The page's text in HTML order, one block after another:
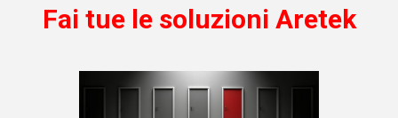
Fai tue le soluzioni Aretek